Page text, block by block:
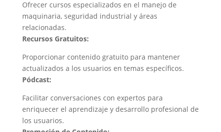
Ofrecer cursos especializados en el manejo de
maquinaria, seguridad industrial y áreas
relacionadas.
Recursos Gratuitos:
Proporcionar contenido gratuito para mantener
actualizados a los usuarios en temas específicos.
Pódcast:
Facilitar conversaciones con expertos para
enriquecer el aprendizaje y desarrollo profesional de
los usuarios.